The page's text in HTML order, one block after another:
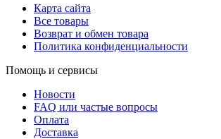
Карта сайта
Все товары
Возврат и обмен товара
Политика конфиденциальности
Помощь и сервисы
Новости
FAQ или частые вопросы
Оплата
Доставка